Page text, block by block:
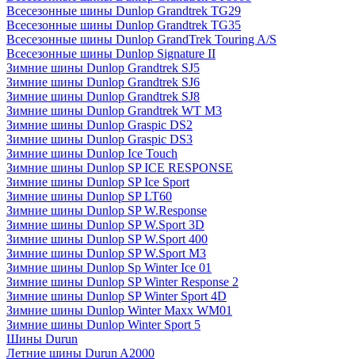
Всесезонные шины Dunlop Grandtrek TG29
Всесезонные шины Dunlop Grandtrek TG35
Всесезонные шины Dunlop GrandTrek Touring A/S
Всесезонные шины Dunlop Signature II
Зимние шины Dunlop Grandtrek SJ5
Зимние шины Dunlop Grandtrek SJ6
Зимние шины Dunlop Grandtrek SJ8
Зимние шины Dunlop Grandtrek WT M3
Зимние шины Dunlop Graspic DS2
Зимние шины Dunlop Graspic DS3
Зимние шины Dunlop Ice Touch
Зимние шины Dunlop SP ICE RESPONSE
Зимние шины Dunlop SP Ice Sport
Зимние шины Dunlop SP LT60
Зимние шины Dunlop SP W.Response
Зимние шины Dunlop SP W.Sport 3D
Зимние шины Dunlop SP W.Sport 400
Зимние шины Dunlop SP W.Sport M3
Зимние шины Dunlop Sp Winter Ice 01
Зимние шины Dunlop SP Winter Response 2
Зимние шины Dunlop SP Winter Sport 4D
Зимние шины Dunlop Winter Maxx WM01
Зимние шины Dunlop Winter Sport 5
Шины Durun
Летние шины Durun A2000